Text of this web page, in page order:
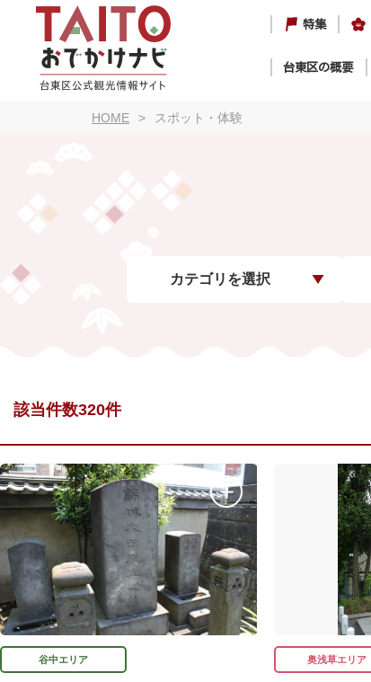
特集
台東区の概要
HOME スポット・体験
カテゴリを選択
該当件数320件
谷中エリア 奥浅草エリア